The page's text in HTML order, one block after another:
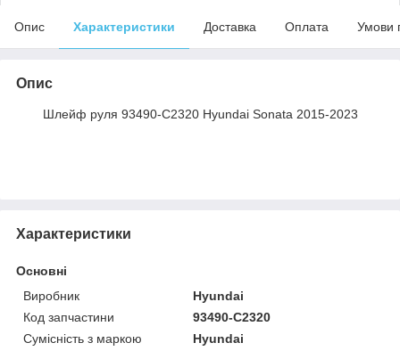
Опис Характеристики Доставка Оплата Умови
Опис
Шлейф руля 93490-C2320 Hyundai Sonata 2015-2023
Характеристики
Основні
Виробник
Hyundai
Код запчастини
93490-C2320
Сумісність з маркою
Hyundai